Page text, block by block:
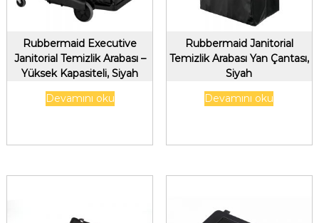
Rubbermaid Executive
Janitorial Temizlik Arabası –
Yüksek Kapasiteli, Siyah
Devamını oku
Rubbermaid Janitorial
Temizlik Arabası Yan Çantası,
Siyah
Devamını oku